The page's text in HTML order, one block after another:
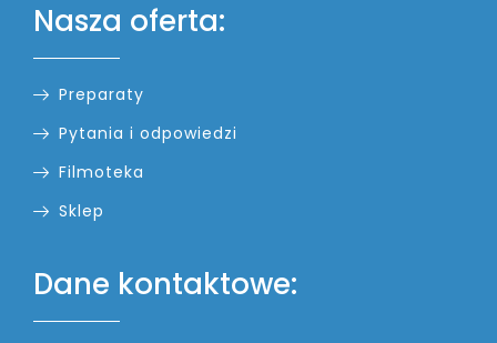
Nasza oferta:
Preparaty
Pytania i odpowiedzi
Filmoteka
Sklep
Dane kontaktowe: